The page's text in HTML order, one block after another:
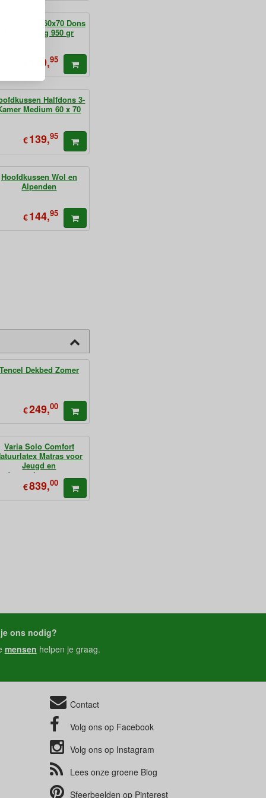
60x70 Dons
Extra Stevig 950 gr
179,95
Halfdons 3-
Medium 60 x 70
€139,95
Hoofdkussen Wol en
Alpenden
€144,95
Dekbed Zomer
€249,00
Varia Solo Comfort
Matras voor
Jeugd en
Jongvolwassenen
€839,00
ons nodig?
mensen helpen je graag.
Contact
Volg ons op Facebook
Volg ons op Instagram
Lees onze groene Blog
Sfeerbeelden op Pinterest